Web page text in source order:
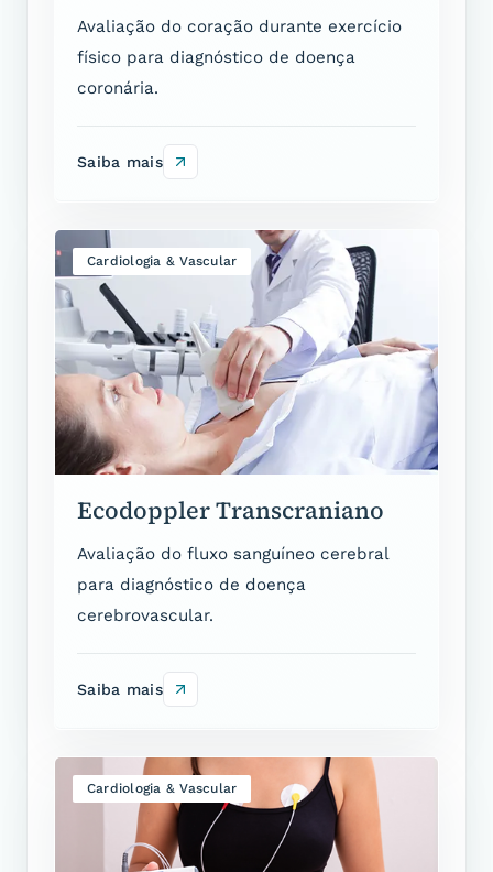
Avaliação do coração durante exercício
físico para diagnóstico de doença
coronária.
Saiba mais
Cardiologia & Vascular
Ecodoppler Transcraniano
Avaliação do fluxo sanguíneo cerebral
para diagnóstico de doença
cerebrovascular.
Saiba mais
Cardiologia & Vascular